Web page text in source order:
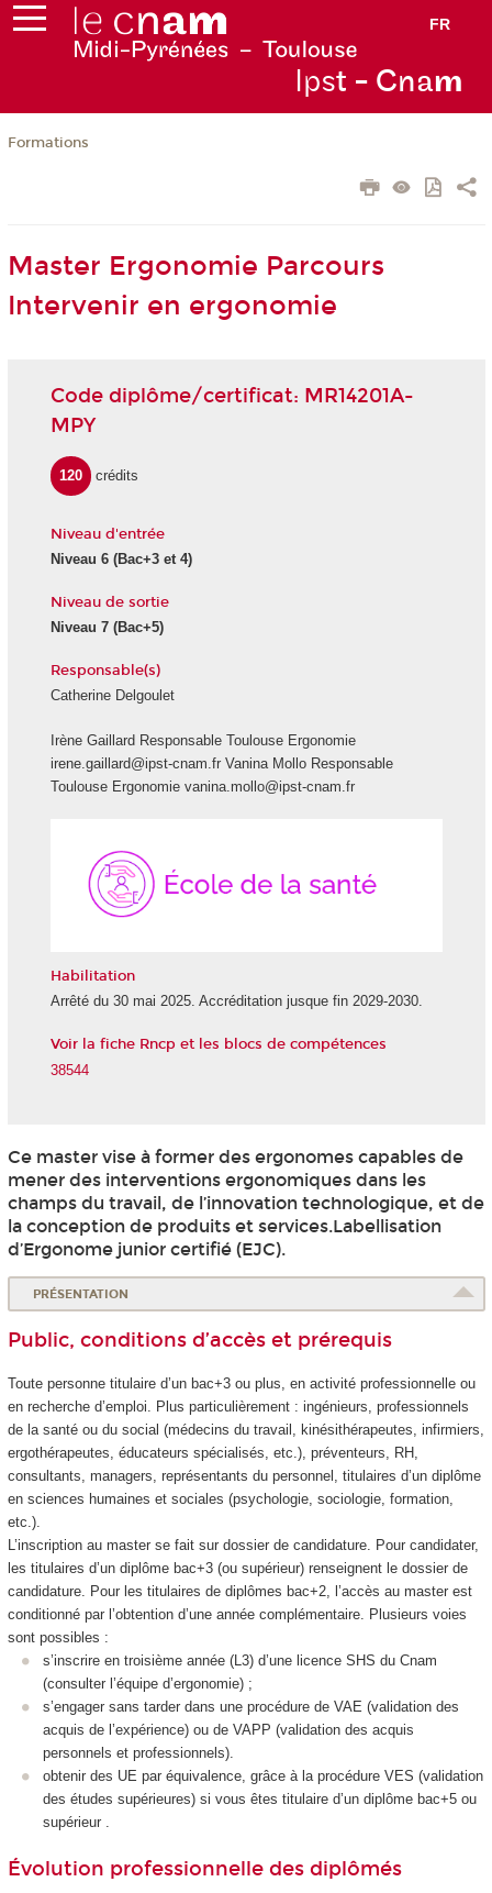
FR
Ipst - Cnam
Formations
Master Ergonomie Parcours
Intervenir en ergonomie
Code diplôme/certificat: MR14201A-
MPY
120 crédits
Niveau d'entrée
Niveau 6(Bac+3 et 4)
Niveau de sortie
Niveau 7(Bac+5)
Responsable(s)
Catherine Delgoulet
Irène Gaillard Responsable Toulouse Ergonomie
irene.gaillard@ipst-cnam.fr Vanina Mollo Responsable
Toulouse Ergonomie vanina.mollo@ipst-cnam.fr
Habilitation
Arrêté du 30 mai 2025. Accréditation jusque fin 2029-2030.
Voir la fiche Rncp et les blocs de compétences
38544
Ce master vise à former des ergonomes capables de
mener des interventions ergonomiques dans les
champs du travail, de l’innovation technologique, et de
la conception de produits et services.Labellisation
d’Ergonome junior certifié (EJC).
PRÉSENTATION
Public, conditions d’accès et prérequis
Toute personne titulaire d’un bac+3 ou plus, en activité professionnelle ou
en recherche d’emploi. Plus particulièrement : ingénieurs, professionnels
de la santé ou du social (médecins du travail, kinésithérapeutes, infirmiers,
ergothérapeutes, éducateurs spécialisés, etc.), préventeurs, RH,
consultants, managers, représentants du personnel, titulaires d’un diplôme
en sciences humaines et sociales (psychologie, sociologie, formation,
etc.).
L’inscription au master se fait sur dossier de candidature. Pour candidater,
les titulaires d’un diplôme bac+3 (ou supérieur) renseignent le dossier de
candidature. Pour les titulaires de diplômes bac+2, l’accès au master est
conditionné par l’obtention d’une année complémentaire. Plusieurs voies
sont possibles :
s’inscrire en troisième année (L3) d’une licence SHS du Cnam
(consulter l’équipe d’ergonomie) ;
s’engager sans tarder dans une procédure de VAE (validation des
acquis de l’expérience) ou de VAPP (validation des acquis
personnels et professionnels).
obtenir des UE par équivalence, grâce à la procédure VES (validation
des études supérieures) si vous êtes titulaire d’un diplôme bac+5 ou
supérieur .
Évolution professionnelle des diplômés